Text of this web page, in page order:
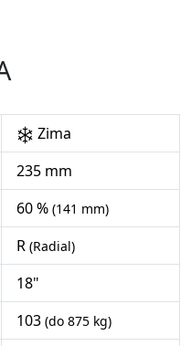
Zima
235 mm
60 % (141 mm)
R (Radial)
18"
103 (do 875 kg)